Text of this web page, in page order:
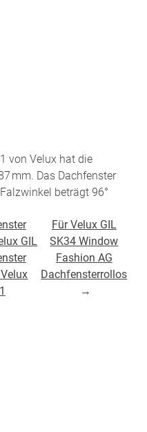
von Velux hat die
mm. Das Dachfenster
beträgt 96°
GIL
Für Velux GIL
SK34 Window
Fashion AG
Dachfensterrollos
→